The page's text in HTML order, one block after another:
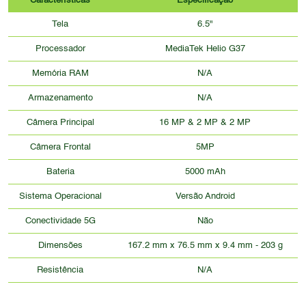
Tela 6.5"
Processador MediaTek Helio G37
Memória RAM N/A
Armazenamento N/A
Câmera Principal 16 MP & 2 MP & 2 MP
Câmera Frontal 5MP
Bateria 5000 mAh
Sistema Operacional Versão Android
Conectividade 5G Não
Dimensões 167.2 mm x 76.5 mm x 9.4 mm - 203 g
Resistência N/A